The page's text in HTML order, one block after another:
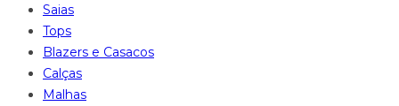
Saias
Tops
Blazers e Casacos
Calças
Malhas